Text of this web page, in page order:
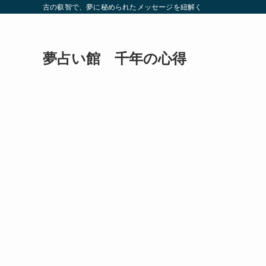
古の叡智で、夢に秘められたメッセージを紐解く
夢占い館 千年の心得